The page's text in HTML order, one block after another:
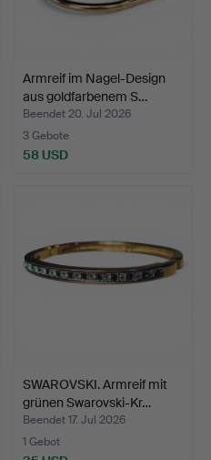
Armreif im Nagel-Design
aus goldfarbenem S…
Beendet 20. Jul 2026
3 Gebote
58 USD
SWAROVSKI. Armreif mit
grünen Swarovski-Kr…
Beendet 17. Jul 2026
1 Gebot